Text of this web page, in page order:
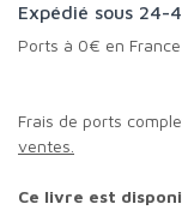
Expédié sous 24-
Ports à 0€ en
Frais de ports
ventes.
Ce livre est disponible chez votre libraire habituel,